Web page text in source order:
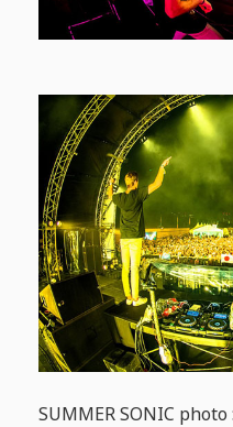
SUMMER SONIC